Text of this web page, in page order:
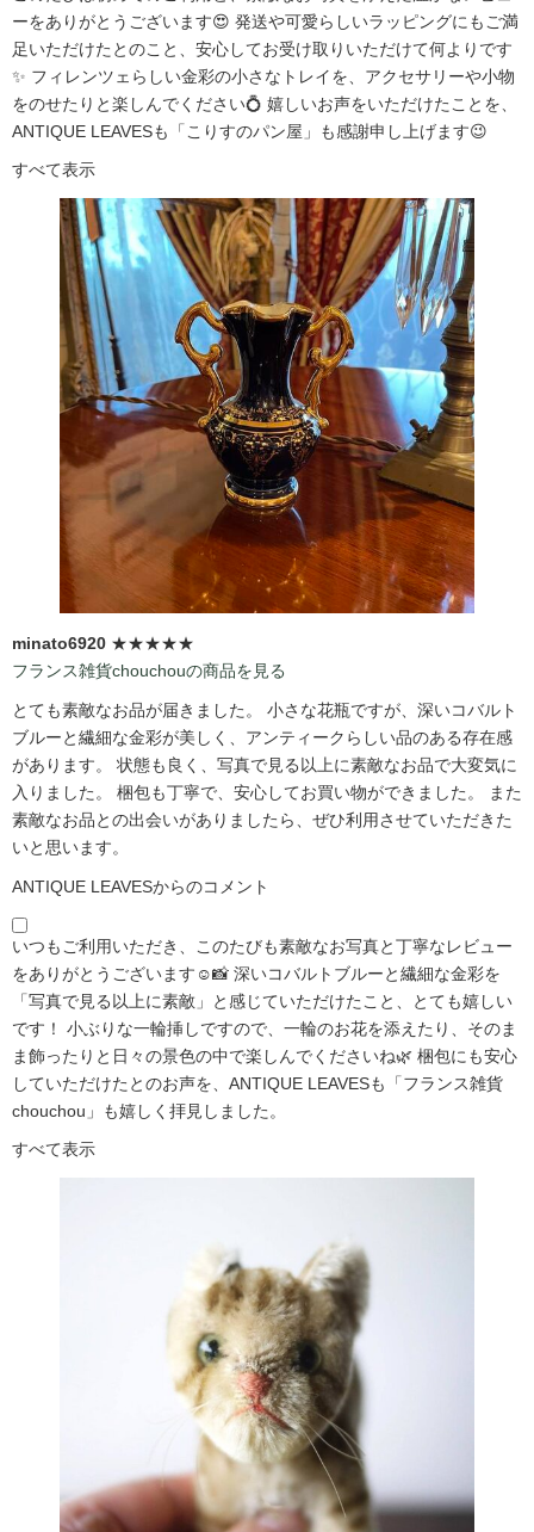
ーをありがとうございます😍 発送や可愛らしいラッピングにもご満
足いただけたとのこと、安心してお受け取りいただけて何よりです
✨ フィレンツェらしい金彩の小さなトレイを、アクセサリーや小物
をのせたりと楽しんでください💍 嬉しいお声をいただけたことを、
ANTIQUE LEAVESも「こりすのパン屋」も感謝申し上げます😉
すべて表示
minato6920 ★★★★★
フランス雑貨chouchouの商品を見る
とても素敵なお品が届きました。 小さな花瓶ですが、深いコバルト
ブルーと繊細な金彩が美しく、アンティークらしい品のある存在感
があります。 状態も良く、写真で見る以上に素敵なお品で大変気に
入りました。 梱包も丁寧で、安心してお買い物ができました。 また
素敵なお品との出会いがありましたら、ぜひ利用させていただきた
いと思います。
ANTIQUE LEAVESからのコメント
いつもご利用いただき、このたびも素敵なお写真と丁寧なレビュー
をありがとうございます☺️📸 深いコバルトブルーと繊細な金彩を
「写真で見る以上に素敵」と感じていただけたこと、とても嬉しい
です！ 小ぶりな一輪挿しですので、一輪のお花を添えたり、そのま
ま飾ったりと日々の景色の中で楽しんでくださいね🌿 梱包にも安心
していただけたとのお声を、ANTIQUE LEAVESも「フランス雑貨
chouchou」も嬉しく拝見しました。
すべて表示